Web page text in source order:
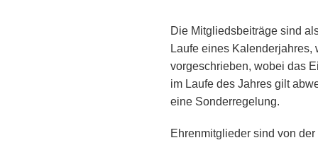
Die Mitgliedsbeiträge sind
Laufe eines
vorgeschrieben, wobei das
im Laufe des Jahres gilt
eine Sonderregelung.
Ehrenmitglieder sind von